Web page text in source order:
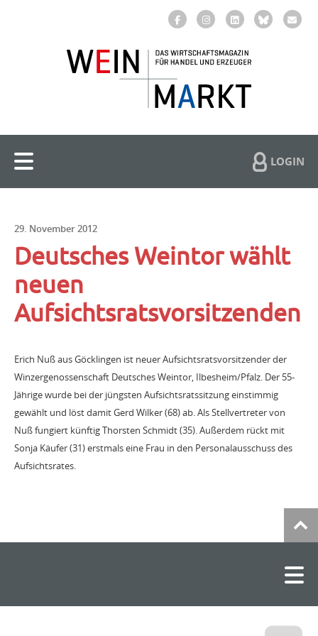
LOGIN
29. November 2012
Deutsches Weintor wählt
neuen
Aufsichtsratsvorsitzenden
Erich Nuß aus Göcklingen ist neuer Aufsichtsratsvorsitzender der
Winzergenossenschaft Deutsches Weintor, Ilbesheim/Pfalz. Der 55-
Jährige wurde bei der jüngsten Aufsichtsratssitzung einstimmig
gewählt und löst damit Gerd Wilker (68) ab. Als Stellvertreter von
Nuß fungiert künftig Thorsten Schmidt (35). Außerdem rückt mit
Sonja Käufer (31) erstmals eine Frau in den Personalausschuss des
Aufsichtsrates.